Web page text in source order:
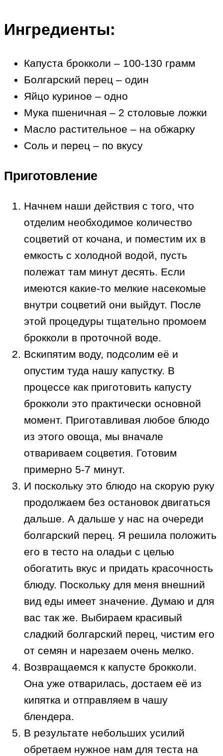
Ингредиенты:
Капуста брокколи – 100-130 грамм
Болгарский перец – один
Яйцо куриное – одно
Мука пшеничная – 2 столовые ложки
Масло растительное – на обжарку
Соль и перец – по вкусу
Приготовление
Начнем наши действия с того, что
отделим необходимое количество
соцветий от кочана, и поместим их в
емкость с холодной водой, пусть
полежат там минут десять. Если
имеются какие-то мелкие насекомые
внутри соцветий они выйдут. После
этой процедуры тщательно промоем
брокколи в проточной воде.
Вскипятим воду, подсолим её и
опустим туда нашу капустку. В
процессе как приготовить капусту
брокколи это практически основной
момент. Приготавливая любое блюдо
из этого овоща, мы вначале
отвариваем соцветия. Готовим
примерно 5-7 минут.
И поскольку это блюдо на скорую руку
продолжаем без остановок двигаться
дальше. А дальше у нас на очереди
болгарский перец. Я решила положить
его в тесто на оладьи с целью
обогатить вкус и придать красочность
блюду. Поскольку для меня внешний
вид еды имеет значение. Думаю и для
вас так же. Выбираем красивый
сладкий болгарский перец, чистим его
от семян и нарезаем очень мелко.
Возвращаемся к капусте брокколи.
Она уже отварилась, достаем её из
кипятка и отправляем в чашу
блендера.
В результате небольших усилий
обретаем нужное нам для теста на